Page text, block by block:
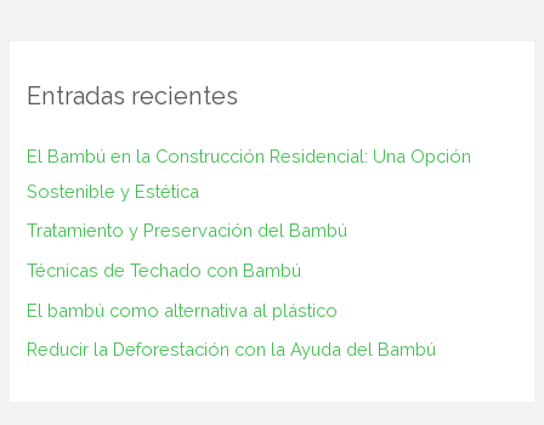
Entradas recientes
El Bambú en la Construcción‌ Residencial: Una Opción
Sostenible y ⁢Estética
Tratamiento y Preservación del Bambú
Técnicas de Techado con Bambú
El bambú como alternativa al plástico
Reducir la Deforestación con la Ayuda del Bambú